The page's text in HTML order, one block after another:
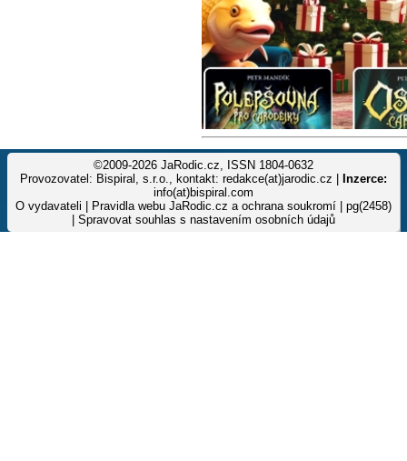
©2009-2026 JaRodic.cz, ISSN 1804-0632
Provozovatel: Bispiral, s.r.o., kontakt: redakce(at)jarodic.cz |
Inzerce:
info(at)bispiral.com
O vydavateli
Pravidla webu JaRodic.cz a ochrana soukromí | pg(2458)
Spravovat souhlas s nastavením osobních údajů